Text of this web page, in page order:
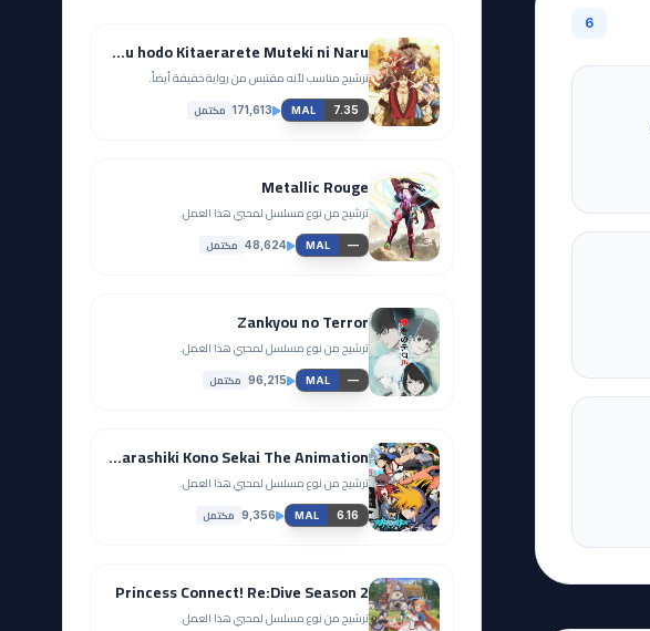
6
Shinmai Ossan Boukensha, Saikyou Party ni Shinu hodo Kitaerarete Muteki ni Naru.
ترشيح مناسب لأنه مقتبس من رواية خفيفة أيضاً.
MAL 7.35
171,613 مكتمل
Metallic Rouge
ترشيح من نوع مسلسل لمحبي هذا العمل.
MAL —
48,624 مكتمل
Zankyou no Terror
ترشيح من نوع مسلسل لمحبي هذا العمل.
MAL —
96,215 مكتمل
Subarashiki Kono Sekai The Animation
ترشيح من نوع مسلسل لمحبي هذا العمل.
MAL 6.16
9,356 مكتمل
Princess Connect! Re:Dive Season 2
ترشيح من نوع مسلسل لمحبي هذا العمل.